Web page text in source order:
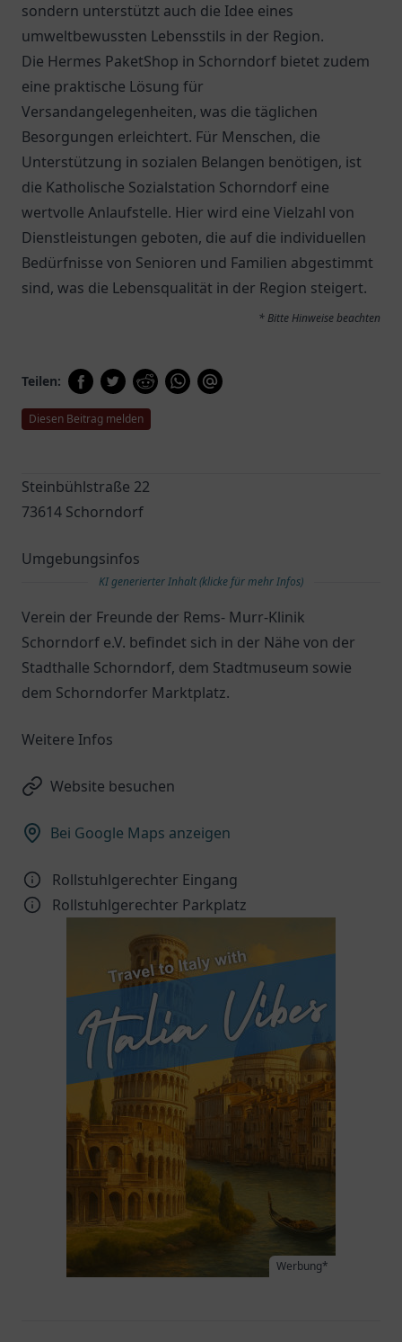
sondern unterstützt auch die Idee eines
umweltbewussten Lebensstils in der Region.
Die Hermes PaketShop in Schorndorf bietet zudem
eine praktische Lösung für
Versandangelegenheiten, was die täglichen
Besorgungen erleichtert. Für Menschen, die
Unterstützung in sozialen Belangen benötigen, ist
die Katholische Sozialstation Schorndorf eine
wertvolle Anlaufstelle. Hier wird eine Vielzahl von
Dienstleistungen geboten, die auf die individuellen
Bedürfnisse von Senioren und Familien abgestimmt
sind, was die Lebensqualität in der Region steigert.
* Bitte Hinweise beachten
Teilen:
Diesen Beitrag melden
Steinbühlstraße 22
73614 Schorndorf
Umgebungsinfos
KI generierter Inhalt (klicke für mehr Infos)
Verein der Freunde der Rems- Murr-Klinik
Schorndorf e.V. befindet sich in der Nähe von der
Stadthalle Schorndorf, dem Stadtmuseum sowie
dem Schorndorfer Marktplatz.
Weitere Infos
Website besuchen
Bei Google Maps anzeigen
Rollstuhlgerechter Eingang
Rollstuhlgerechter Parkplatz
Werbung*